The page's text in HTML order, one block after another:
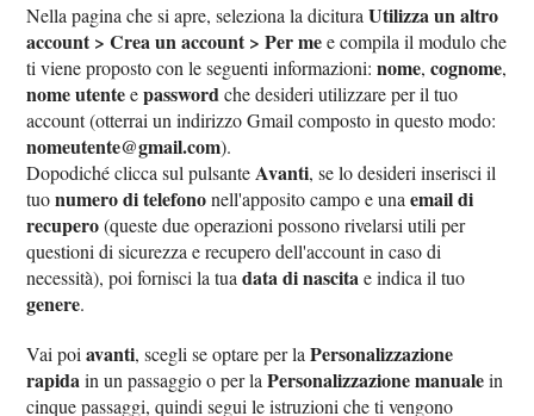
Nella pagina che si apre, seleziona la dicituraUtilizza un altro
account > Crea un account > Per mee compila il modulo che
ti viene proposto con le seguenti informazioni:nome,cognome,
nome utenteepasswordche desideri utilizzare per il tuo
account (otterrai un indirizzo Gmail composto in questo modo:
nomeutente@gmail.com).
Dopodiché clicca sul pulsanteAvanti, se lo desideri inserisci il
tuonumero di telefononell'apposito campo e unaemail di
recupero(queste due operazioni possono rivelarsi utili per
questioni di sicurezza e recupero dell'account in caso di
necessità), poi fornisci la tuadata di nascitae indica il tuo
genere.
Vai poiavanti, scegli se optare per laPersonalizzazione
rapidain un passaggio o per laPersonalizzazione manualein
cinque passaggi, quindi segui le istruzioni che ti vengono